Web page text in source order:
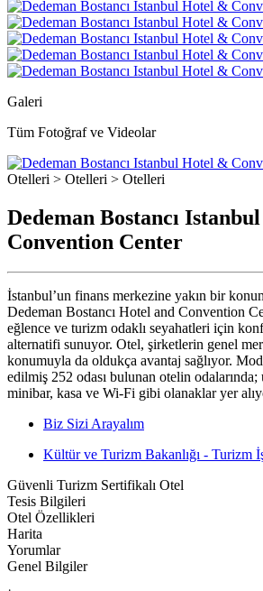
Galeri
Tüm Fotoğraf ve Videolar
Otelleri > Otelleri > Otelleri
Dedeman Bostancı
Convention Center
İstanbul’un finans merkezine yakın bir
Dedeman Bostancı Hotel and Convention
eğlence ve turizm odaklı seyahatleri için
alternatifi sunuyor. Otel, şirketlerin genel
konumuyla da oldukça avantaj sağlıyor.
edilmiş 252 odası bulunan otelin odalarında;
minibar, kasa ve Wi-Fi gibi olanaklar yer
Biz Sizi Arayalım
Kültür ve Turizm Bakanlığı - Turizm
Güvenli Turizm Sertifikalı Otel
Tesis Bilgileri
Otel Özellikleri
Harita
Yorumlar
Genel Bilgiler